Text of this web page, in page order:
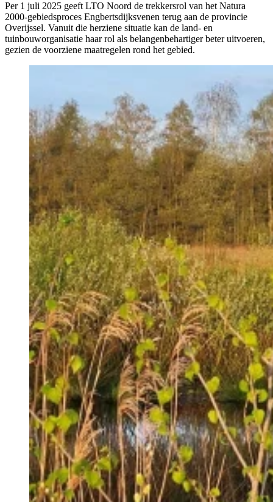
Per 1 juli 2025 geeft LTO Noord de trekkersrol van het Natura
2000-gebiedsproces Engbertsdijksvenen terug aan de provincie
Overijssel. Vanuit die herziene situatie kan de land- en
tuinbouworganisatie haar rol als belangenbehartiger beter uitvoeren,
gezien de voorziene maatregelen rond het gebied.